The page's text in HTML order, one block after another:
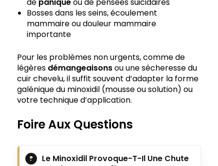
Bosses dans les seins, écoulement
mammaire ou douleur mammaire
importante
Pour les problèmes non urgents, comme de
légères démangeaisonsou une sécheresse du
cuir chevelu, il suffit souvent d’adapter la forme
galénique du minoxidil (mousse ou solution) ou
votre technique d’application.
Foire Aux Questions
Le Minoxidil Provoque-T-Il Une Chute